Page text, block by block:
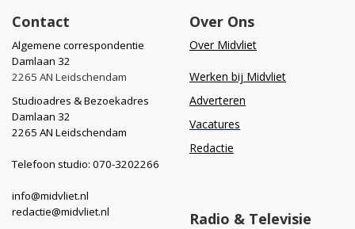
Contact
Algemene correspondentie
Damlaan 32
2265 AN Leidschendam
Studioadres & Bezoekadres
Damlaan 32
2265 AN Leidschendam
Telefoon studio: 070-3202266
info@midvliet.nl
redactie@midvliet.nl
Over Ons
Over Midvliet
Werken bij Midvliet
Adverteren
Vacatures
Redactie
Radio & Televisie